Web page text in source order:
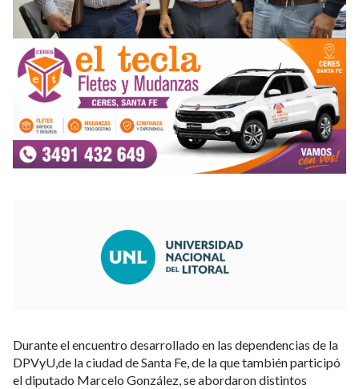
Durante el encuentro desarrollado en las dependencias de la
DPVyU,de la ciudad de Santa Fe, de la que también participó
el diputado Marcelo González, se abordaron distintos